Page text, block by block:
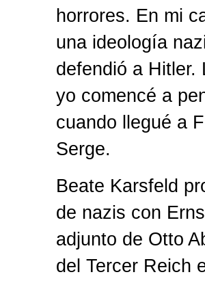
horrores. En mi
una ideología
defendió a Hitler.
yo comencé a
cuando llegué a
Serge.
Beate Karsfeld
de nazis con
adjunto de Otto
del Tercer Reich